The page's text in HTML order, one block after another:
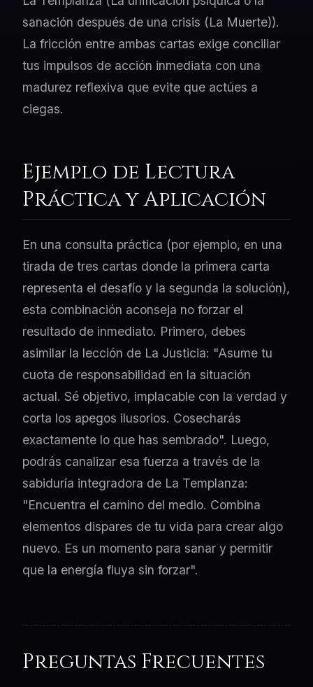
sanación después de una crisis (La Muerte)).
La fricción entre ambas cartas exige conciliar
tus impulsos de acción inmediata con una
madurez reflexiva que evite que actúes a
ciegas.
Ejemplo de Lectura
Práctica y Aplicación
En una consulta práctica (por ejemplo, en una
tirada de tres cartas donde la primera carta
representa el desafío y la segunda la solución),
esta combinación aconseja no forzar el
resultado de inmediato. Primero, debes
asimilar la lección de La Justicia: "Asume tu
cuota de responsabilidad en la situación
actual. Sé objetivo, implacable con la verdad y
corta los apegos ilusorios. Cosecharás
exactamente lo que has sembrado". Luego,
podrás canalizar esa fuerza a través de la
sabiduría integradora de La Templanza:
"Encuentra el camino del medio. Combina
elementos dispares de tu vida para crear algo
nuevo. Es un momento para sanar y permitir
que la energía fluya sin forzar".
Preguntas Frecuentes